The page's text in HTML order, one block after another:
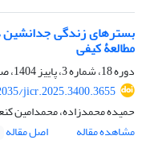
بسترهای زندگی جدانشین
مطالعۀ کیفی
دوره 18، شماره 3، پاییز 1404، صفحه
jicr.2025.3400.3655
حمیده محمدزاده، محمدامین
مشاهده مقاله
اصل مقاله